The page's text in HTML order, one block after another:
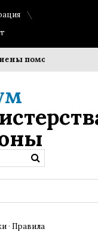
помогает
· Правила